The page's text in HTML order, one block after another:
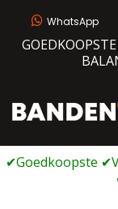
WhatsApp